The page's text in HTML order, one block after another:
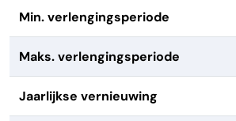
Min. verlengingsperiode
Maks. verlengingsperiode
Jaarlijkse vernieuwing